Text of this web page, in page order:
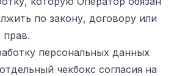
по закону, договору или
прав.
персональных данных
чекбокс согласия на